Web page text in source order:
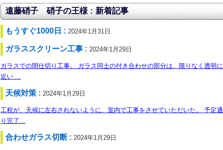
遠藤硝子 硝子の王様 : 新着記事
もうすぐ1000日 : 2024年1月31日
ガラススクリーン工事 : 2024年1月29日
ガラスでの間仕切り工事。 ガラス同士の付き合わせの部分は、限りなく透明に
近い ...
天候対策 : 2024年1月29日
工程が、天候に左右されないように、室内で工事をさせていただいた。 予定通
り完了...
合わせガラス切断 : 2024年1月29日